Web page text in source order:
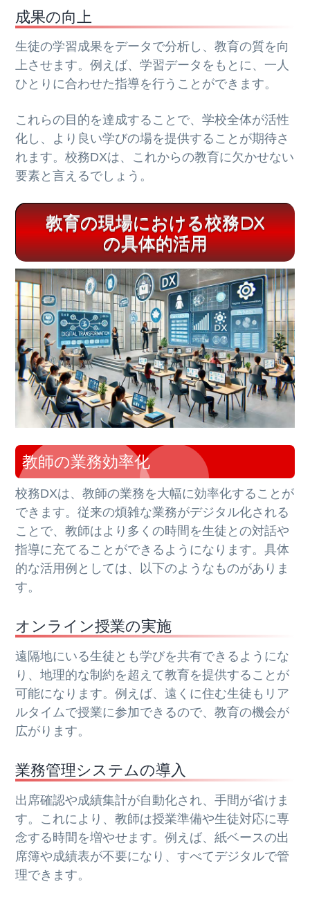
成果の向上
生徒の学習成果をデータで分析し、教育の質を向
上させます。例えば、学習データをもとに、一人
ひとりに合わせた指導を行うことができます。
これらの目的を達成することで、学校全体が活性
化し、より良い学びの場を提供することが期待さ
れます。校務DXは、これからの教育に欠かせない
要素と言えるでしょう。
教育の現場における校務DX
の具体的活用
教師の業務効率化
校務DXは、教師の業務を大幅に効率化することが
できます。従来の煩雑な業務がデジタル化される
ことで、教師はより多くの時間を生徒との対話や
指導に充てることができるようになります。具体
的な活用例としては、以下のようなものがありま
す。
オンライン授業の実施
遠隔地にいる生徒とも学びを共有できるようにな
り、地理的な制約を超えて教育を提供することが
可能になります。例えば、遠くに住む生徒もリア
ルタイムで授業に参加できるので、教育の機会が
広がります。
業務管理システムの導入
出席確認や成績集計が自動化され、手間が省けま
す。これにより、教師は授業準備や生徒対応に専
念する時間を増やせます。例えば、紙ベースの出
席簿や成績表が不要になり、すべてデジタルで管
理できます。